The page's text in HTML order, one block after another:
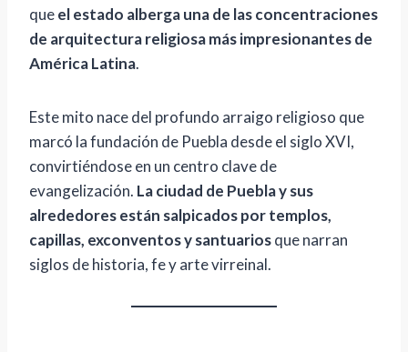
queel estado alberga una de las concentraciones
de arquitectura religiosa más impresionantes de
América Latina.
Este mito nace del profundo arraigo religioso que
marcó la fundación de Puebla desde el siglo XVI,
convirtiéndose en un centro clave de
evangelización. La ciudad de Puebla y sus
alrededores están salpicados por templos,
capillas, exconventos y santuariosque narran
siglos de historia, fe y arte virreinal.